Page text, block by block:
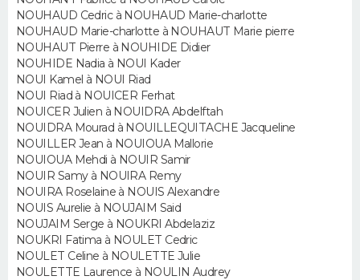
Retraite
Impôts
Epargne
Immobilier
Risques naturels par ville
Banque
Assurance
Crédit
AUTO
Essais
Réserver un essai
Citadines
Berlines
SUV
Forum auto
+
HIGH-TECH
Mobiles
Meilleur smartphone
Internet
Ordinateurs
Jeux vidéo
Guide high-tech
+
BRICOLAGE
Forum
Aménagement intérieur
Extérieur
Cuisine
Salle de bains
Jardinage
Rangement
WEEK-END
Guides de France
Escapades
Patrimoine
Expositions
Musées
Week-end nature
+
LIFESTYLE
Art de vivre
Bien-être
Loisirs
Mode
Modes de vie
SANTE
Alimentation
Guide de la santé
Maladies
Médicaments
Sommeil
VOYAGE
NOUHAUD Cedric à NOUHAUD Marie-charlotte
NOUHAUD Marie-charlotte à NOUHAUT Marie pierre
NOUHAUT Pierre à NOUHIDE Didier
NOUHIDE Nadia à NOUI Kader
NOUI Kamel à NOUI Riad
NOUI Riad à NOUICER Ferhat
NOUICER Julien à NOUIDRA Abdelftah
NOUIDRA Mourad à NOUILLEQUITACHE Jacqueline
NOUILLER Jean à NOUIOUA Mallorie
NOUIOUA Mehdi à NOUIR Samir
NOUIR Samy à NOUIRA Remy
NOUIRA Roselaine à NOUIS Alexandre
NOUIS Aurelie à NOUJAIM Said
NOUJAIM Serge à NOUKRI Abdelaziz
NOUKRI Fatima à NOULET Cedric
NOULET Celine à NOULETTE Julie
NOULETTE Laurence à NOULIN Audrey